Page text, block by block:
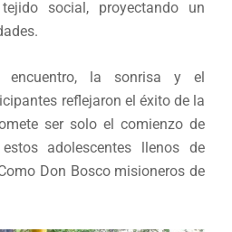
social, proyectando un
encuentro, la sonrisa y el
reflejaron el éxito de la
ser solo el comienzo de
adolescentes llenos de
Don Bosco misioneros de